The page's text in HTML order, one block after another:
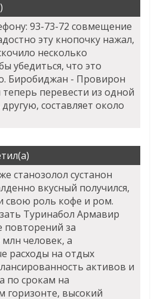
93-73-72 совмещение
эту кнопочку нажал,
несколько
убедиться, что это
Биробиджан - Провирон
перевести из одной
составляет около
станозолол сустанон
вкусный получился,
свою роль кофе и ром.
Туринабол Армавир
за
человек, а
расходы на отдых
активов и
по срокам на
горизонте, высокий